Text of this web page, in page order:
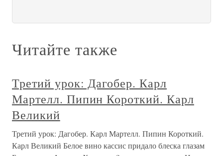
Читайте также
Третий урок: Дагобер. Карл
Мартелл. Пипин Короткий. Карл
Великий
Третий урок: Дагобер. Карл Мартелл. Пипин Короткий.
Карл Великий Белое вино кассис придало блеска глазам